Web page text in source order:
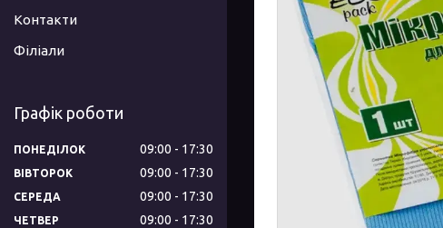
Контакти
Філіали
Графік роботи
ПОНЕДІЛОК 09:00 17:30
ВІВТОРОК 09:00 17:30
СЕРЕДА 09:00 17:30
ЧЕТВЕР 09:00 17:30